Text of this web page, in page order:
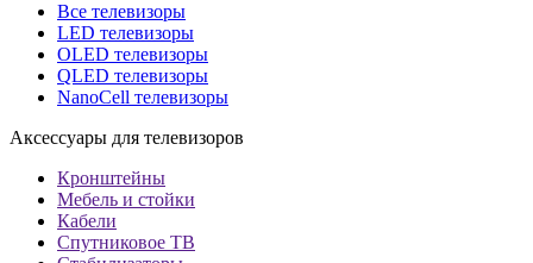
Все телевизоры
LED телевизоры
OLED телевизоры
QLED телевизоры
NanoCell телевизоры
Аксессуары для телевизоров
Кронштейны
Мебель и стойки
Кабели
Спутниковое ТВ